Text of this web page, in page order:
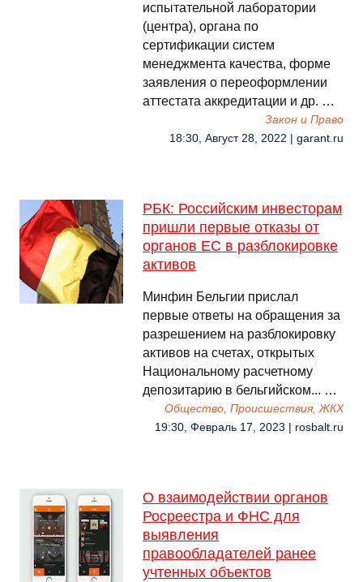
испытательной лаборатории
(центра), органа по
сертификации систем
менеджмента качества, форме
заявления о переоформлении
аттестата аккредитации и др. …
Закон и Право
18:30, Август 28, 2022 | garant.ru
РБК: Российским инвесторам
пришли первые отказы от
органов ЕС в разблокировке
активов
Минфин Бельгии прислал
первые ответы на обращения за
разрешением на разблокировку
активов на счетах, открытых
Национальному расчетному
депозитарию в бельгийском... …
Общество, Происшествия, ЖКХ
19:30, Февраль 17, 2023 | rosbalt.ru
О взаимодействии органов
Росреестра и ФНС для
выявления
правообладателей ранее
учтенных объектов